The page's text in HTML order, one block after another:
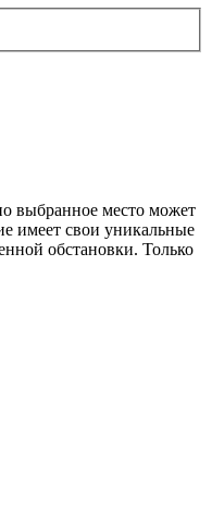
выбранное место может
имеет свои уникальные
обстановки. Только